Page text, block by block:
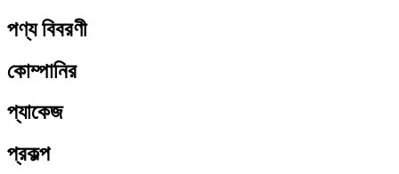
পণ্য বিবরণী
কোম্পানির
প্যাকেজ
প্রকল্প